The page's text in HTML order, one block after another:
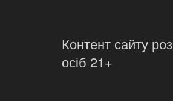
Контент сайту
осіб 21+